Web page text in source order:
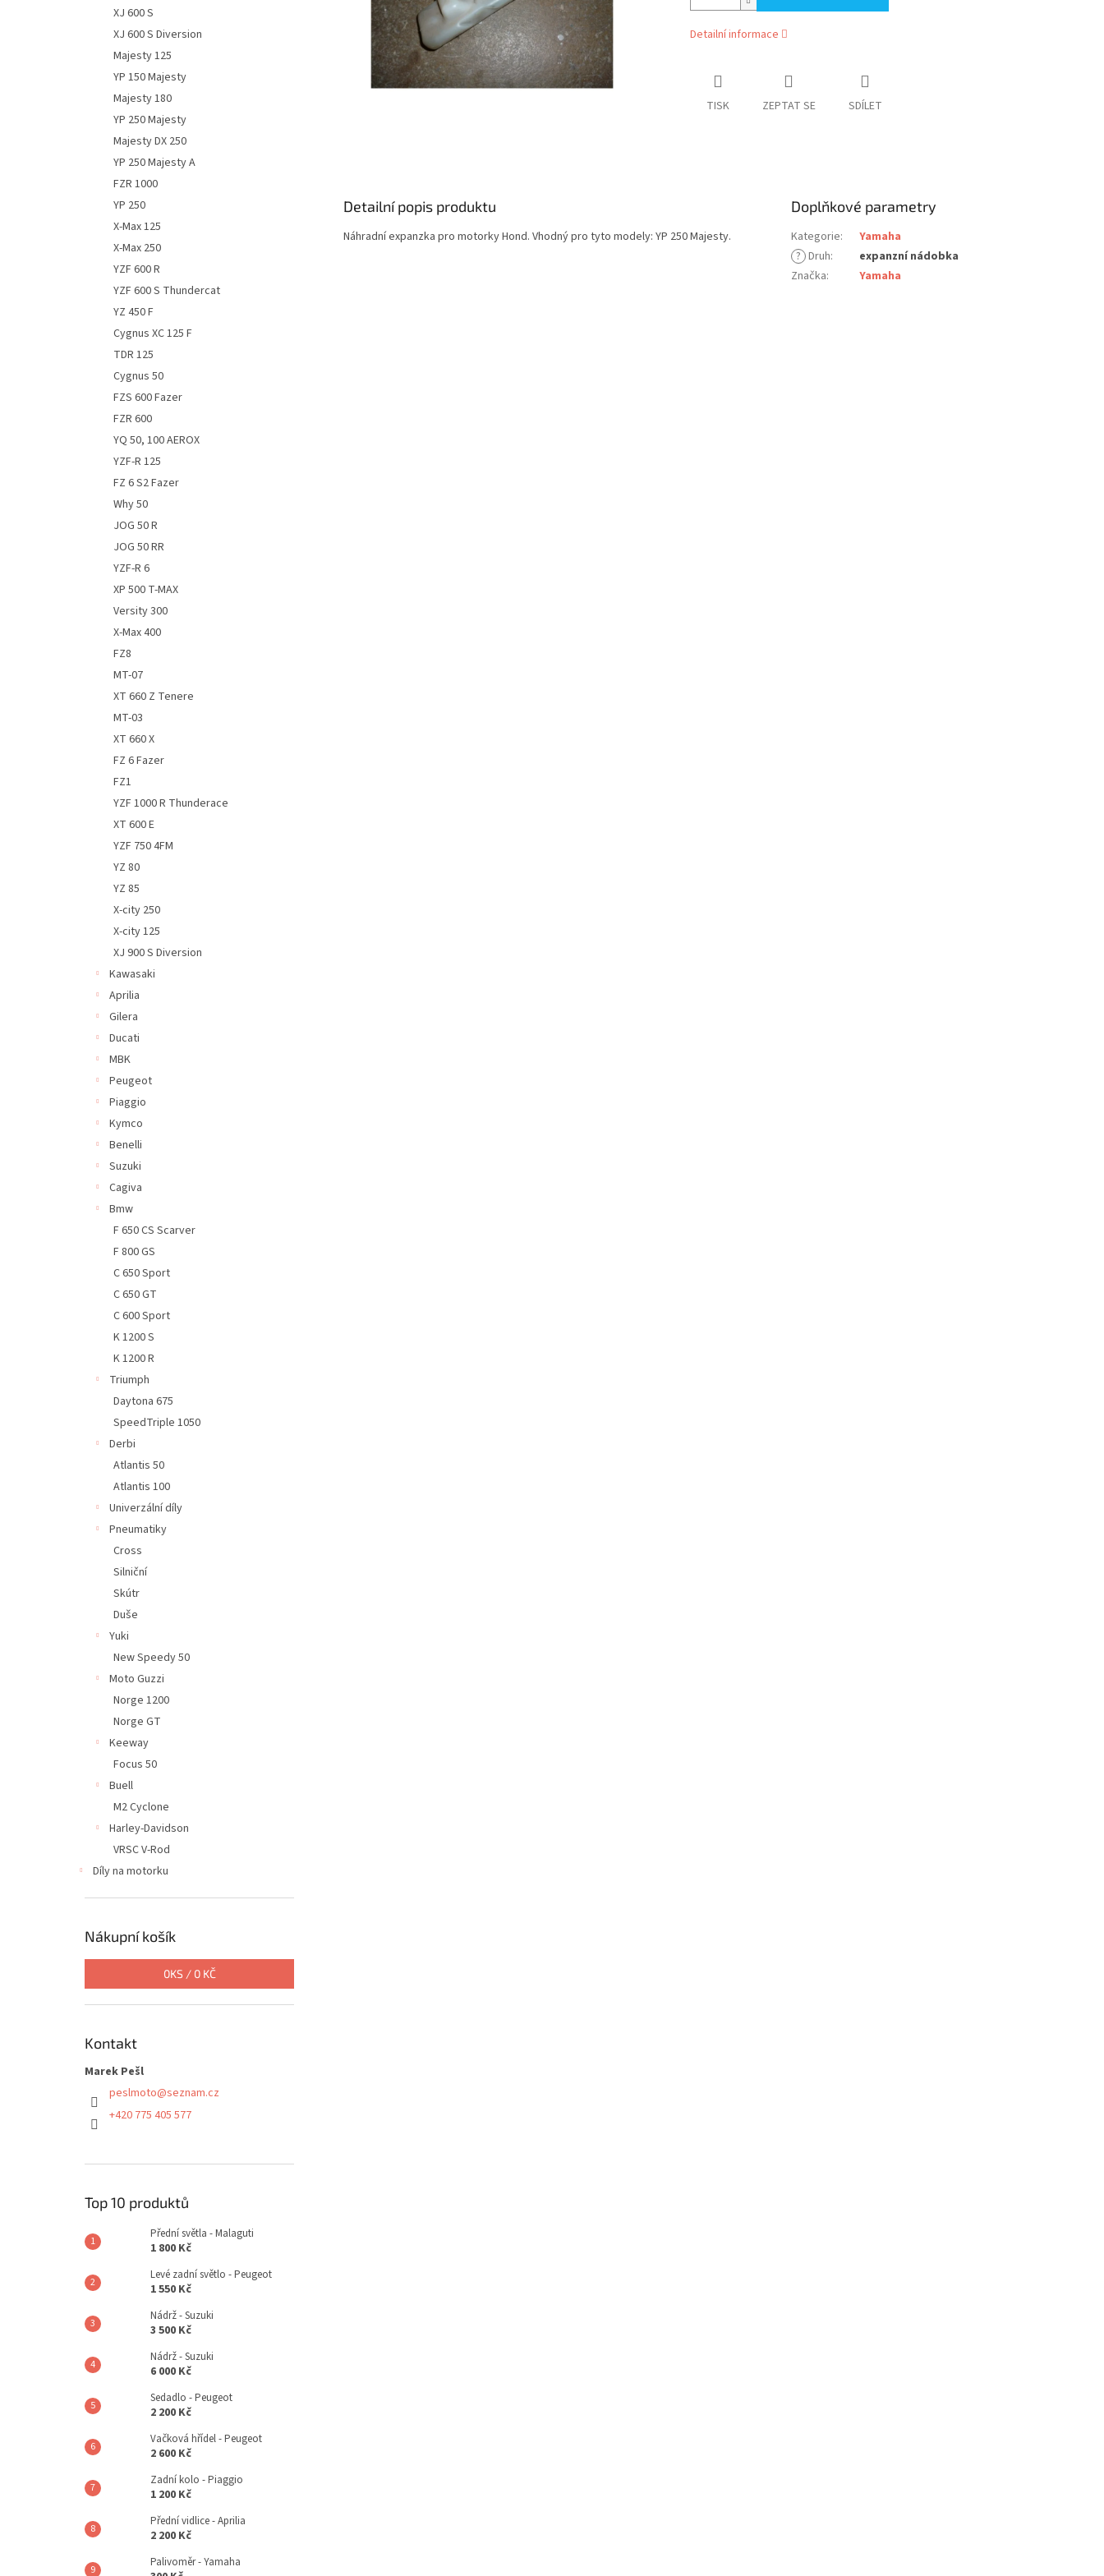
XJ 600 S
XJ 600 S Diversion
Majesty 125
YP 150 Majesty
Majesty 180
YP 250 Majesty
Majesty DX 250
YP 250 Majesty A
FZR 1000
YP 250
X-Max 125
X-Max 250
YZF 600 R
YZF 600 S Thundercat
YZ 450 F
Cygnus XC 125 F
TDR 125
Cygnus 50
FZS 600 Fazer
FZR 600
YQ 50, 100 AEROX
YZF-R 125
FZ 6 S2 Fazer
Why 50
JOG 50 R
JOG 50 RR
YZF-R 6
XP 500 T-MAX
Versity 300
X-Max 400
FZ8
MT-07
XT 660 Z Tenere
MT-03
XT 660 X
FZ 6 Fazer
FZ1
YZF 1000 R Thunderace
XT 600 E
YZF 750 4FM
YZ 80
YZ 85
X-city 250
X-city 125
XJ 900 S Diversion
Kawasaki
Aprilia
Gilera
Ducati
MBK
Peugeot
Piaggio
Kymco
Benelli
Suzuki
Cagiva
Bmw
F 650 CS Scarver
F 800 GS
C 650 Sport
C 650 GT
C 600 Sport
K 1200 S
K 1200 R
Triumph
Daytona 675
SpeedTriple 1050
Derbi
Atlantis 50
Atlantis 100
Univerzální díly
Pneumatiky
Cross
Silniční
Skútr
Duše
Yuki
New Speedy 50
Moto Guzzi
Norge 1200
Norge GT
Keeway
Focus 50
Buell
M2 Cyclone
Harley-Davidson
VRSC V-Rod
Díly na motorku
Nákupní košík
0KS / 0 KČ
Kontakt
Marek Pešl
peslmoto@seznam.cz
+420 775 405 577
Top 10 produktů
Přední světla - Malaguti
1 800 Kč
Levé zadní světlo - Peugeot
1 550 Kč
Nádrž - Suzuki
3 500 Kč
Nádrž - Suzuki
6 000 Kč
Sedadlo - Peugeot
2 200 Kč
Vačková hřídel - Peugeot
2 600 Kč
Zadní kolo - Piaggio
1 200 Kč
Přední vidlice - Aprilia
2 200 Kč
Palivoměr - Yamaha
Detailní informace
TISK ZEPTAT SE SDÍLET
Detailní popis produktu
Náhradní expanzka pro motorky Hond. Vhodný pro tyto modely: YP 250 Majesty.
Doplňkové parametry
Kategorie:
Yamaha
? Druh:
expanzní nádobka
Značka: Yamaha